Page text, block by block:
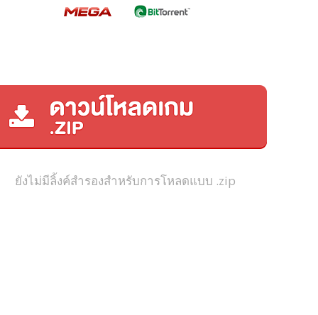
ยังไม่มีลิ้งค์สำรองสำหรับการโหลดแบบ .zip